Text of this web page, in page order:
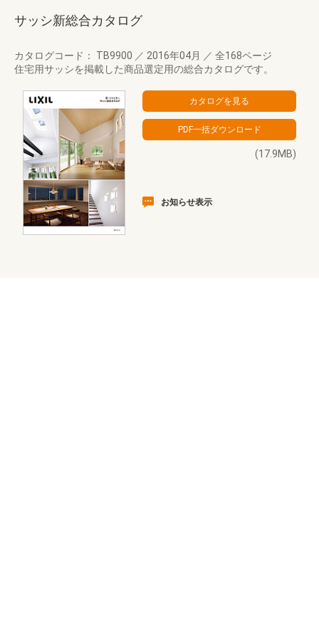
サッシ新総合カタログ
カタログコード： TB9900 ／ 2016年04月 ／ 全168ページ
住宅用サッシを掲載した商品選定用の総合カタログです。
(17.9MB)
お知らせ表示